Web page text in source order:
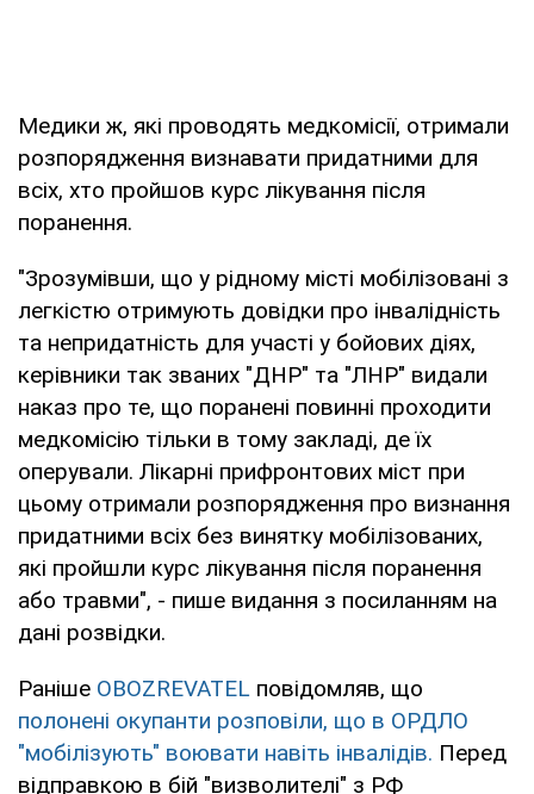
Медики ж, які проводять медкомісії, отримали
розпорядження визнавати придатними для
всіх, хто пройшов курс лікування після
поранення.
"Зрозумівши, що у рідному місті мобілізовані з
легкістю отримують довідки про інвалідність
та непридатність для участі у бойових діях,
керівники так званих "ДНР" та "ЛНР" видали
наказ про те, що поранені повинні проходити
медкомісію тільки в тому закладі, де їх
оперували. Лікарні прифронтових міст при
цьому отримали розпорядження про визнання
придатними всіх без винятку мобілізованих,
які пройшли курс лікування після поранення
або травми", - пише видання з посиланням на
дані розвідки.
Раніше OBOZREVATEL повідомляв, що
полонені окупанти розповіли, що в ОРДЛО
"мобілізують" воювати навіть інвалідів. Перед
відправкою в бій "визволителі" з РФ